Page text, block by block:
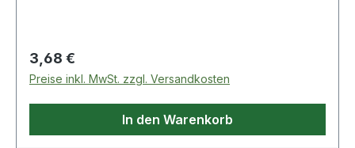
der SteckdoseEinfache Bedienung ermöglicht bis
zu 120 Minuten Countdown-
EinstellungenLieferumfang: 1 x Countdown-
Timer MC 120 in der Farbe grau - Weitere
Regulärer Preis:
3,68 €
Preise inkl. MwSt. zzgl. Versandkosten
In den Warenkorb